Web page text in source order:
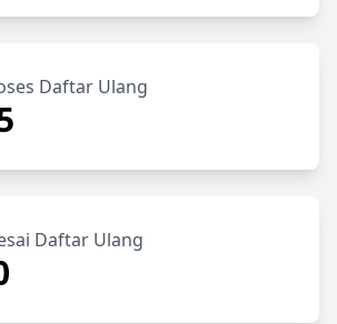
Daftar Ulang
Daftar Ulang